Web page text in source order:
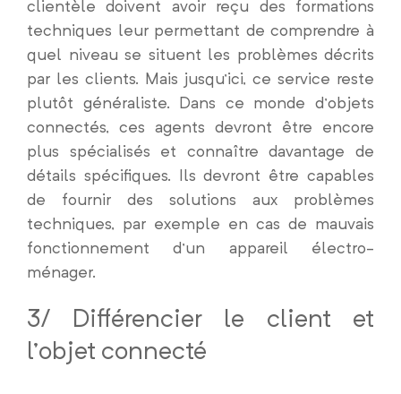
clientèle doivent avoir reçu des formations
techniques leur permettant de comprendre à
quel niveau se situent les problèmes décrits
par les clients. Mais jusqu’ici, ce service reste
plutôt généraliste. Dans ce monde d’objets
connectés, ces agents devront être encore
plus spécialisés et connaître davantage de
détails spécifiques. Ils devront être capables
de fournir des solutions aux problèmes
techniques, par exemple en cas de mauvais
fonctionnement d’un appareil électro-
ménager.
3/ Différencier le client et
l’objet connecté